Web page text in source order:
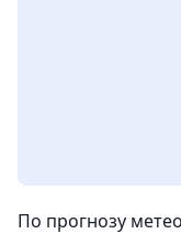
По прогнозу